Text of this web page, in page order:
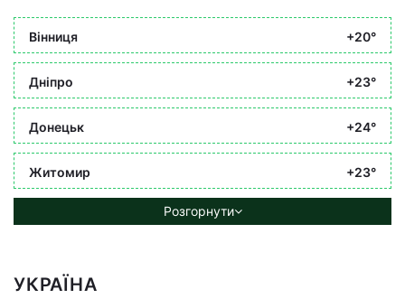
Вінниця +20°
Дніпро +23°
Донецьк +24°
Житомир +23°
Розгорнути
УКРАЇНА